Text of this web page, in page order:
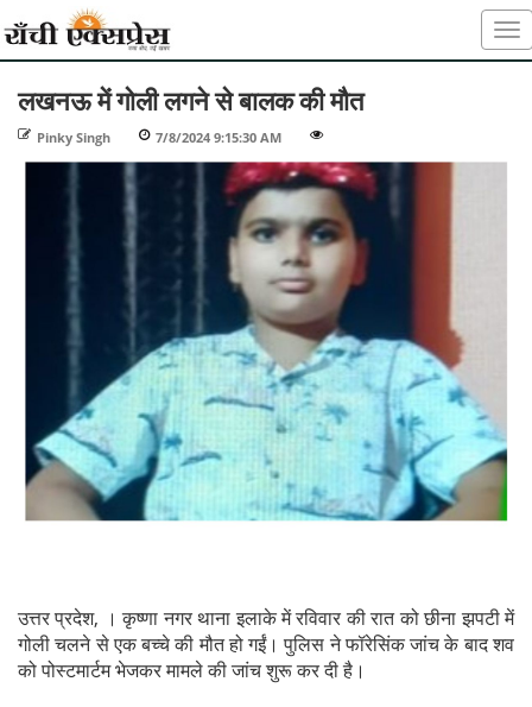
लखनऊ में गोली लगने से बालक की मौत
Pinky Singh 7/8/2024 9:15:30 AM
उत्तर प्रदेश, । कृष्णा नगर थाना इलाके में रविवार की रात को छीना झपटी में
गोली चलने से एक बच्चे की मौत हो गईं। पुलिस ने फॉरेसिंक जांच के बाद शव
को पोस्टमार्टम भेजकर मामले की जांच शुरू कर दी है।